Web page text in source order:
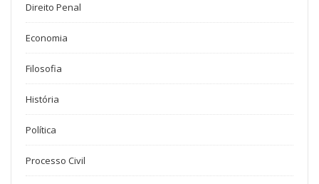
Direito Penal
Economia
Filosofia
História
Política
Processo Civil